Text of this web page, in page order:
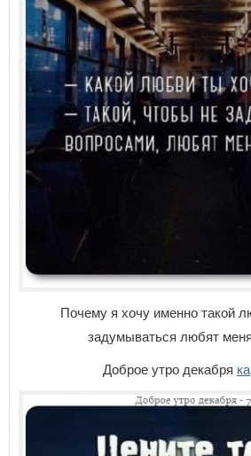
Почему я хочу именно такой
задумываться любят
Доброе утро декабря